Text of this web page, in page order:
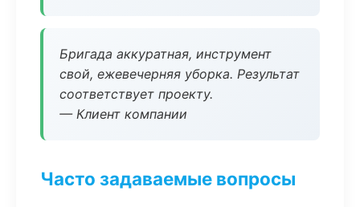
Бригада аккуратная, инструмент
свой, ежевечерняя уборка. Результат
соответствует проекту.
— Клиент компании
Часто задаваемые вопросы